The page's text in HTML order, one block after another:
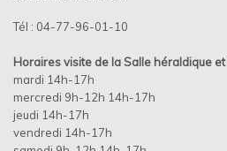
Tél : 04-77-96-01-10
Horaires visite de la Salle héraldique et
mardi 14h-17h
mercredi 9h-12h 14h-17h
jeudi 14h-17h
vendredi 14h-17h